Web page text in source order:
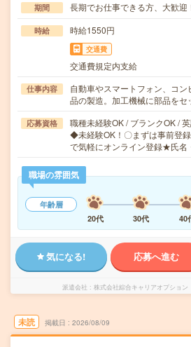
期間 長期でお仕事できる方、大歓迎
時給 時給1550円
交通費
交通費規定内支給
仕事内容
自動車やスマートフォン、コ
品の製造。加工機械に部品を
応募資格
職種未経験OK / ブランクOK /
◆未経験OK！〇まずは事前登
で気軽にオンライン登録★氏
職場の雰囲気
年齢層
20代
30代 40
気になる! 応募へ進む
派遣会社 株式会社綜合キャリアオプション
未読 掲載日 2026/08/09